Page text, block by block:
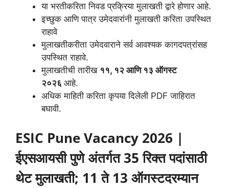
या भरतीकरिता निवड प्रक्रिया मुलाखती द्वारे होणार आहे.
इच्छुक आणि पात्र उमेदवारांनी मुलाखती करिता उपस्थित
राहावे
मुलाखतीकरीता उमेदवाराने सर्व आवश्यक कागदपत्रांसह
उपस्थित राहावे.
मुलाखतीची तारीख ११, १२ आणि १३ ऑगस्ट
२०२६ आहे.
अधिक माहिती करिता कृपया दिलेली PDF जाहिरात
बघावी.
ESIC Pune Vacancy 2026 |
ईएसआयसी पुणे अंतर्गत 35 रिक्त पदांसाठी
थेट मुलाखती; 11 ते 13 ऑगस्टदरम्यान